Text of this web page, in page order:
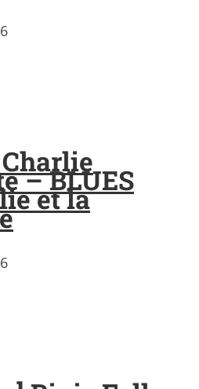
– BLUES
et la